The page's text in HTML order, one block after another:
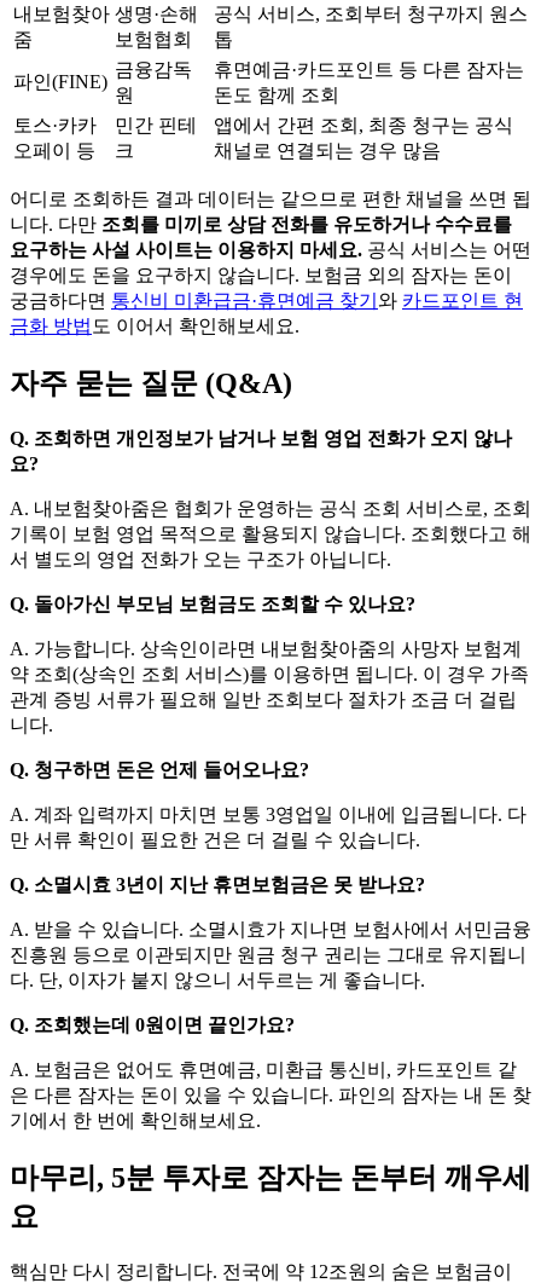
내보험찾아
줌
생명·손해
보험협회
공식 서비스, 조회부터 청구까지 원스
톱
파인(FINE)
금융감독
원
휴면예금·카드포인트 등 다른 잠자는
돈도 함께 조회
토스·카카
오페이 등
민간 핀테
크
앱에서 간편 조회, 최종 청구는 공식
채널로 연결되는 경우 많음
어디로 조회하든 결과 데이터는 같으므로 편한 채널을 쓰면 됩
니다. 다만 조회를 미끼로 상담 전화를 유도하거나 수수료를
요구하는 사설 사이트는 이용하지 마세요. 공식 서비스는 어떤
경우에도 돈을 요구하지 않습니다. 보험금 외의 잠자는 돈이
궁금하다면 통신비 미환급금·휴면예금 찾기 와 카드포인트 현
금화 방법 도 이어서 확인해보세요.
자주 묻는 질문 (Q&A)
Q. 조회하면 개인정보가 남거나 보험 영업 전화가 오지 않나
요?
A. 내보험찾아줌은 협회가 운영하는 공식 조회 서비스로, 조회
기록이 보험 영업 목적으로 활용되지 않습니다. 조회했다고 해
서 별도의 영업 전화가 오는 구조가 아닙니다.
Q. 돌아가신 부모님 보험금도 조회할 수 있나요?
A. 가능합니다. 상속인이라면 내보험찾아줌의 사망자 보험계
약 조회(상속인 조회 서비스)를 이용하면 됩니다. 이 경우 가족
관계 증빙 서류가 필요해 일반 조회보다 절차가 조금 더 걸립
니다.
Q. 청구하면 돈은 언제 들어오나요?
A. 계좌 입력까지 마치면 보통 3영업일 이내에 입금됩니다. 다
만 서류 확인이 필요한 건은 더 걸릴 수 있습니다.
Q. 소멸시효 3년이 지난 휴면보험금은 못 받나요?
A. 받을 수 있습니다. 소멸시효가 지나면 보험사에서 서민금융
진흥원 등으로 이관되지만 원금 청구 권리는 그대로 유지됩니
다. 단, 이자가 붙지 않으니 서두르는 게 좋습니다.
Q. 조회했는데 0원이면 끝인가요?
A. 보험금은 없어도 휴면예금, 미환급 통신비, 카드포인트 같
은 다른 잠자는 돈이 있을 수 있습니다. 파인의 잠자는 내 돈 찾
기에서 한 번에 확인해보세요.
마무리, 5분 투자로 잠자는 돈부터 깨우세
요
핵심만 다시 정리합니다. 전국에 약 12조원의 숨은 보험금이